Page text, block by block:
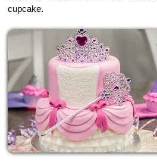
cupcake.